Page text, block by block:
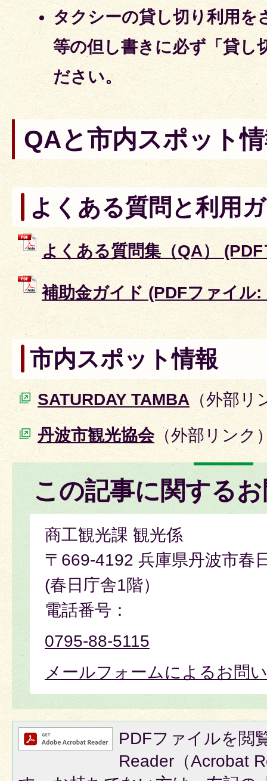
タクシーの貸し切り利用を
等の但し書きに必ず「貸し
ださい。
QAと市内スポット
よくある質問と利用
よくある質問集（QA）
補助金ガイド (PDFファイル
市内スポット情報
SATURDAY TAMBA （外部リ
丹波市観光協会（外部リンク
この記事に関する
商工観光課 観光係
〒669-4192 兵庫県丹波市春
(春日庁舎1階）
電話番号：
0795-88-5115
メールフォームによるお問
PDFファイルを閲
Reader（Acrobat